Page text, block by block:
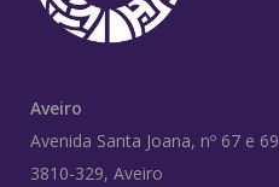
Aveiro
Avenida Santa Joana, nº 67 e 69
3810-329, Aveiro